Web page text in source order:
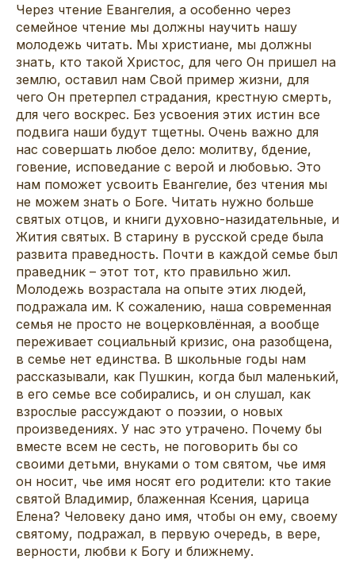
Через чтение Евангелия, а особенно через
семейное чтение мы должны научить нашу
молодежь читать. Мы христиане, мы должны
знать, кто такой Христос, для чего Он пришел на
землю, оставил нам Свой пример жизни, для
чего Он претерпел страдания, крестную смерть,
для чего воскрес. Без усвоения этих истин все
подвига наши будут тщетны. Очень важно для
нас совершать любое дело: молитву, бдение,
говение, исповедание с верой и любовью. Это
нам поможет усвоить Евангелие, без чтения мы
не можем знать о Боге. Читать нужно больше
святых отцов, и книги духовно-назидательные, и
Жития святых. В старину в русской среде была
развита праведность. Почти в каждой семье был
праведник – этот тот, кто правильно жил.
Молодежь возрастала на опыте этих людей,
подражала им. К сожалению, наша современная
семья не просто не воцерковлённая, а вообще
переживает социальный кризис, она разобщена,
в семье нет единства. В школьные годы нам
рассказывали, как Пушкин, когда был маленький,
в его семье все собирались, и он слушал, как
взрослые рассуждают о поэзии, о новых
произведениях. У нас это утрачено. Почему бы
вместе всем не сесть, не поговорить бы со
своими детьми, внуками о том святом, чье имя
он носит, чье имя носят его родители: кто такие
святой Владимир, блаженная Ксения, царица
Елена? Человеку дано имя, чтобы он ему, своему
святому, подражал, в первую очередь, в вере,
верности, любви к Богу и ближнему.